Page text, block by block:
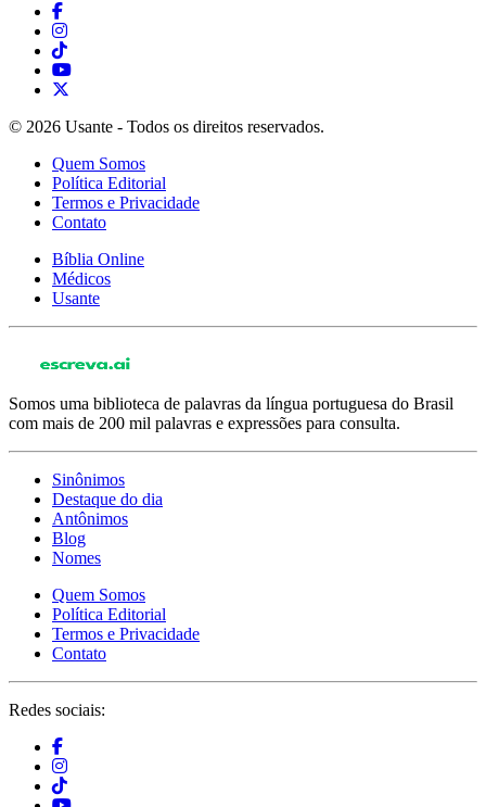
© 2026 Usante - Todos os direitos reservados.
Quem Somos
Política Editorial
Termos e Privacidade
Contato
Bíblia Online
Médicos
Usante
Somos uma biblioteca de palavras da língua portuguesa do Brasil
com mais de 200 mil palavras e expressões para consulta.
Sinônimos
Destaque do dia
Antônimos
Blog
Nomes
Quem Somos
Política Editorial
Termos e Privacidade
Contato
Redes sociais: